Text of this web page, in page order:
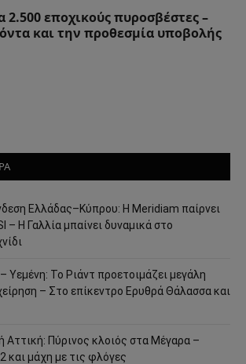
2.500 εποχικούς πυροσβέστες –
και την προθεσμία υποβολής
Ελλάδας–Κύπρου: Η Meridiam παίρνει
– Η Γαλλία μπαίνει δυναμικά στο
Υεμένη: Το Ριάντ προετοιμάζει μεγάλη
– Στο επίκεντρο Ερυθρά Θάλασσα και
Αττική: Πύρινος κλοιός στα Μέγαρα –
και μάχη με τις φλόγες